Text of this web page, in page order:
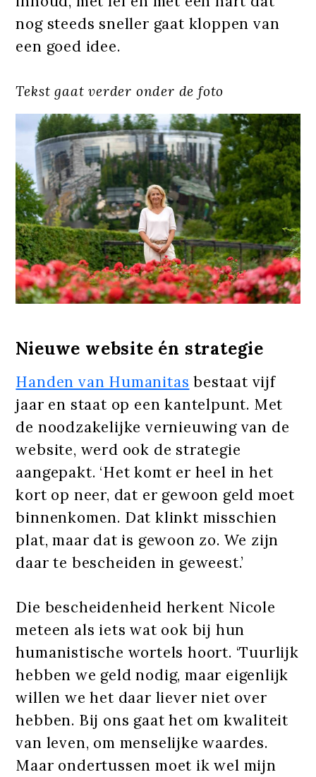
nog steeds sneller gaat kloppen van
een goed idee.
Tekst gaat verder onder de foto
Nieuwe website én strategie
Handen van Humanitas bestaat vijf
jaar en staat op een kantelpunt. Met
de noodzakelijke vernieuwing van de
website, werd ook de strategie
aangepakt. ‘Het komt er heel in het
kort op neer, dat er gewoon geld moet
binnenkomen. Dat klinkt misschien
plat, maar dat is gewoon zo. We zijn
daar te bescheiden in geweest.’
Die bescheidenheid herkent Nicole
meteen als iets wat ook bij hun
humanistische wortels hoort. ‘Tuurlijk
hebben we geld nodig, maar eigenlijk
willen we het daar liever niet over
hebben. Bij ons gaat het om kwaliteit
van leven, om menselijke waardes.
Maar ondertussen moet ik wel mijn